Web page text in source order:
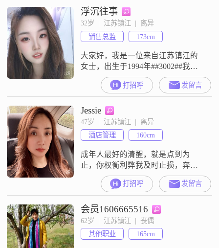
浮沉往事
32岁  |  江苏镇江  |  离异
销售总监
173cm
大家好，我是一位来自江苏镇江的
女士，出生于1994年##3002##我身
高173厘米，拥有大专学历##3002##
目前，我的月收入在5001到8000元
之间##3002##我性格温柔体贴，善
解人意，总是愿意倾听他人的心
声，给予他们关怀和支持##3002##
我开朗爱笑，随和易相处，善于与
人沟通，能够轻松地融入新的社交
圈子
打招呼 发留言
Jessie
47岁  |  江苏镇江  |  离异
酒店管理
160cm
成年人最好的清醒，就是点到为
止，你权衡利弊我及时止损，奔赴
要值得，放弃要利落
打招呼 发留言
会员1606665516
62岁  |  江苏镇江  |  丧偶
其他职业
165cm